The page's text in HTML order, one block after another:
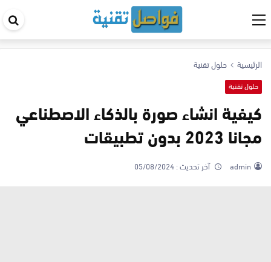
الرئيسية حلول تقنية
حلول تقنية
كيفية انشاء صورة بالذكاء الاصطناعي
مجانا 2023 بدون تطبيقات
admin آخر تحديث :05/08/2024